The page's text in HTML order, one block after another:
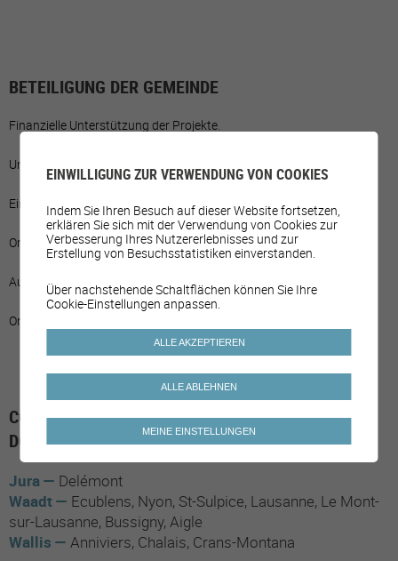
BETEILIGUNG DER GEMEINDE
Finanzielle Unterstützung der Projekte.
Unterstützung durch das Gemeindepersonal.
Einrichtung eines Festbereichs.
Organisation der Veranstaltungen.
Ausleihe von Velos und Elektrovelos.
Organisation von Sensibilisierungsaktivitäten.
COMMUNES AYANT MIS EN PLACE LE SOUS-
DOMAINE
Jura
Delémont
Waadt
Ecublens Nyon St-Sulpice Lausanne Le Mont-
sur-Lausanne Bussigny Aigle
Wallis
Anniviers Chalais Crans-Montana
EINWILLIGUNG ZUR VERWENDUNG VON COOKIES
Indem Sie Ihren Besuch auf dieser Website fortsetzen,
erklären Sie sich mit der Verwendung von Cookies zur
Verbesserung Ihres Nutzererlebnisses und zur
Erstellung von Besuchsstatistiken einverstanden.
Über nachstehende Schaltflächen können Sie Ihre
Cookie-Einstellungen anpassen.
ALLE AKZEPTIEREN
ALLE ABLEHNEN
MEINE EINSTELLUNGEN